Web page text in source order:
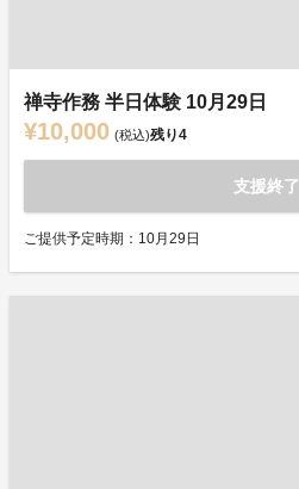
禅寺作務 半日体験 10月29日
¥10,000 (税込)残り4
支援終了
ご提供予定時期：10月29日